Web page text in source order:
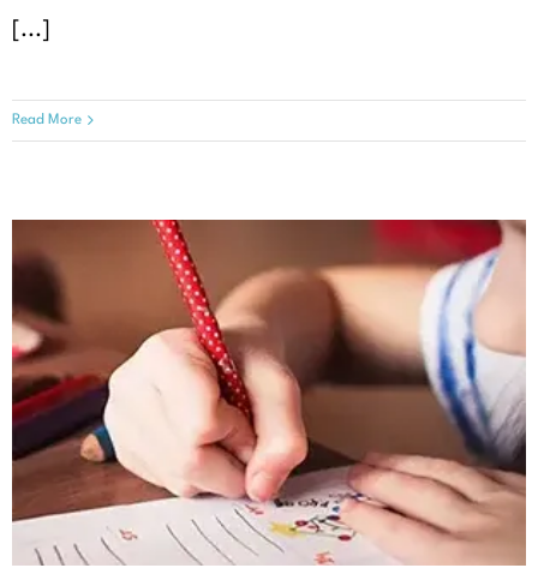
[...]
Read More
シトリン財団に望むこと
患者体験談